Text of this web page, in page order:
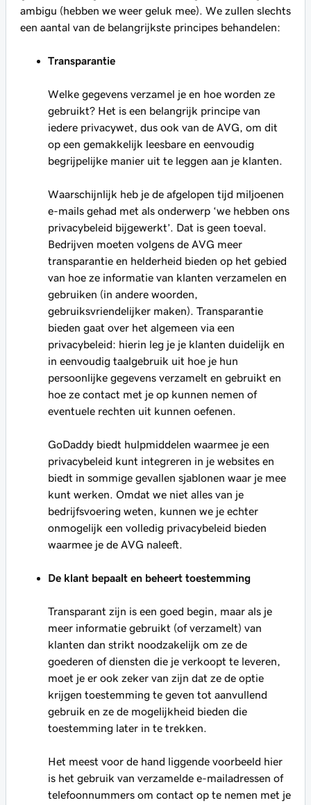
ambigu (hebben we weer geluk mee). We zullen slechts
een aantal van de belangrijkste principes behandelen:
Transparantie
Welke gegevens verzamel je en hoe worden ze
gebruikt? Het is een belangrijk principe van
iedere privacywet, dus ook van de AVG, om dit
op een gemakkelijk leesbare en eenvoudig
begrijpelijke manier uit te leggen aan je klanten.
Waarschijnlijk heb je de afgelopen tijd miljoenen
e-mails gehad met als onderwerp ‘we hebben ons
privacybeleid bijgewerkt’. Dat is geen toeval.
Bedrijven moeten volgens de AVG meer
transparantie en helderheid bieden op het gebied
van hoe ze informatie van klanten verzamelen en
gebruiken (in andere woorden,
gebruiksvriendelijker maken). Transparantie
bieden gaat over het algemeen via een
privacybeleid: hierin leg je je klanten duidelijk en
in eenvoudig taalgebruik uit hoe je hun
persoonlijke gegevens verzamelt en gebruikt en
hoe ze contact met je op kunnen nemen of
eventuele rechten uit kunnen oefenen.
GoDaddy biedt hulpmiddelen waarmee je een
privacybeleid kunt integreren in je websites en
biedt in sommige gevallen sjablonen waar je mee
kunt werken. Omdat we niet alles van je
bedrijfsvoering weten, kunnen we je echter
onmogelijk een volledig privacybeleid bieden
waarmee je de AVG naleeft.
De klant bepaalt en beheert toestemming
Transparant zijn is een goed begin, maar als je
meer informatie gebruikt (of verzamelt) van
klanten dan strikt noodzakelijk om ze de
goederen of diensten die je verkoopt te leveren,
moet je er ook zeker van zijn dat ze de optie
krijgen toestemming te geven tot aanvullend
gebruik en ze de mogelijkheid bieden die
toestemming later in te trekken.
Het meest voor de hand liggende voorbeeld hier
is het gebruik van verzamelde e-mailadressen of
telefoonnummers om contact op te nemen met je